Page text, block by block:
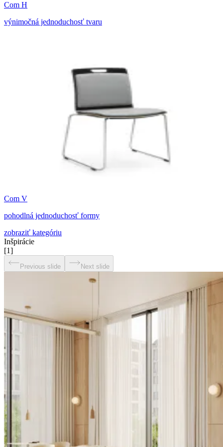
Com H
výnimočná jednoduchosť tvaru
Com V
pohodlná jednoduchosť formy
zobraziť kategóriu
Inšpirácie
[1]
Previous slide Next slide